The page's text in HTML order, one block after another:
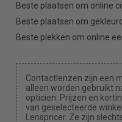
Beste plaatsen om online
Beste plaatsen om
Beste plekken om online
Contactlenzen zijn een
alleen worden gebruikt
opticien. Prijzen en
van geselecteerde
Lenspricer. Ze zijn